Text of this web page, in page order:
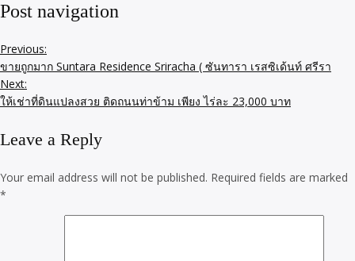
Post navigation
Previous:
ขายถูกมาก Suntara Residence Sriracha ( ซันทารา เรสซิเด้นท์ ศรีรา
Next:
ให้เช่าที่ดินแปลงสวย ติดถนนท่าข้าม เพียง ไร่ละ 23,000 บาท
Leave a Reply
Your email address will not be published. Required fields are marked
*